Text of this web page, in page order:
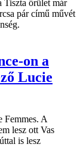
őrület már
pár című művét
on a
Lucie
Femmes. A
lesz ott Vas
is lesz